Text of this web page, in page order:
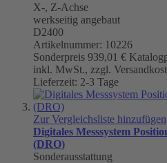
X-, Z-Achse
werkseitig angebaut
D2400
Artikelnummer: 10226
Sonderpreis 939,01 €
inkl. MwSt., zzgl.
Lieferzeit: 2-3 Tage
Zur Vergleichsliste hinzufügen
Digitales Messsystem
(DRO)
Sonderausstattung